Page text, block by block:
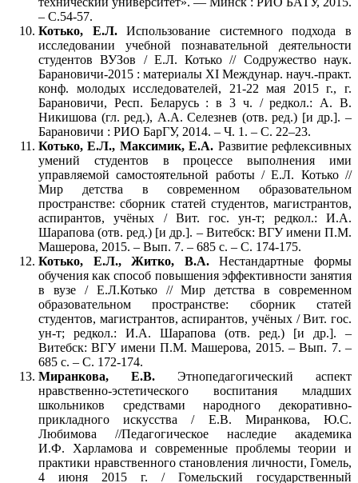
– С.54-57.
Котько, Е.Л.Использование системного подхода в
исследовании учебной познавательной деятельности
студентов ВУЗов / Е.Л. Котько // Содружество наук.
Барановичи-2015 : материалы ХI Междунар. науч.-практ.
конф. молодых исследователей, 21-22 мая 2015 г., г.
Барановичи, Респ. Беларусь : в 3 ч. / редкол.: А. В.
Никишова (гл. ред.), А.А. Селезнев (отв. ред.) [и др.]. –
Барановичи : РИО БарГУ, 2014. – Ч. 1. – С. 22–23.
Котько, Е.Л., Максимик, Е.А. Развитие рефлексивных
умений студентов в процессе выполнения ими
управляемой самостоятельной работы / Е.Л. Котько //
Мир детства в современном образовательном
пространстве: сборник статей студентов, магистрантов,
аспирантов, учёных / Вит. гос. ун-т; редкол.: И.А.
Шарапова (отв. ред.) [и др.]. – Витебск: ВГУ имени П.М.
Машерова, 2015. – Вып. 7. – 685 с. – С. 174-175.
Котько, Е.Л., Житко, В.А.Нестандартные формы
обучения как способ повышения эффективности занятия
в вузе / Е.Л.Котько // Мир детства в современном
образовательном пространстве: сборник статей
студентов, магистрантов, аспирантов, учёных / Вит. гос.
ун-т; редкол.: И.А. Шарапова (отв. ред.) [и др.]. –
Витебск: ВГУ имени П.М. Машерова, 2015. – Вып. 7. –
685 с. – С. 172-174.
Миранкова, Е.В. Этнопедагогический аспект
нравственно-эстетического воспитания младших
школьников средствами народного декоративно-
прикладного искусства / Е.В. Миранкова, Ю.С.
Любимова //Педагогическое наследие академика
И.Ф. Харламова и современные проблемы теории и
практики нравственного становления личности, Гомель,
4 июня 2015 г. / Гомельский государственный